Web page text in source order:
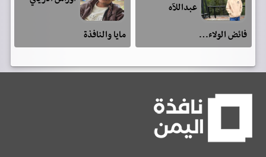
عبداللآه
فائض الولاء…
مايا والنافذة